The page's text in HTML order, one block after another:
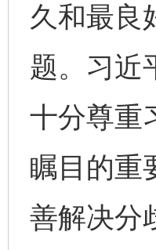
久和最良
题。习近
十分尊重
瞩目的重
善解决分